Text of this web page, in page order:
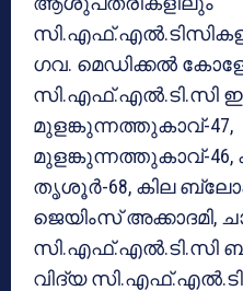
ഗവ. മെഡിക്കൽ
സി.എഫ്.എൽ.ടി.സി
മുളങ്കുന്നത്തുകാവ്-47,
മുളങ്കുന്നത്തുകാവ്-46,
തൃശൂർ-68, കില
ജെയിംസ് അക്കാദമി,
സി.എഫ്.എൽ.ടി.സി
വിദ്യ